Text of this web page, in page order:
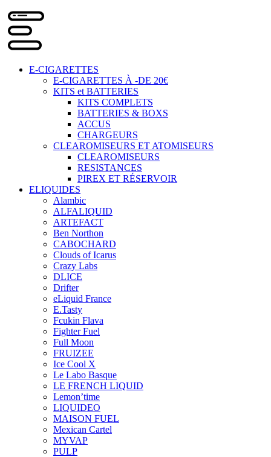
E-CIGARETTES
E-CIGARETTES À -DE 20€
KITS et BATTERIES
KITS COMPLETS
BATTERIES & BOXS
ACCUS
CHARGEURS
CLEAROMISEURS ET ATOMISEURS
CLEAROMISEURS
RESISTANCES
PIREX ET RÉSERVOIR
ELIQUIDES
Alambic
ALFALIQUID
ARTEFACT
Ben Northon
CABOCHARD
Clouds of Icarus
Crazy Labs
DLICE
Drifter
eLiquid France
E.Tasty
Fcukin Flava
Fighter Fuel
Full Moon
FRUIZEE
Ice Cool X
Le Labo Basque
LE FRENCH LIQUID
Lemon’time
LIQUIDEO
MAISON FUEL
Mexican Cartel
MYVAP
PULP